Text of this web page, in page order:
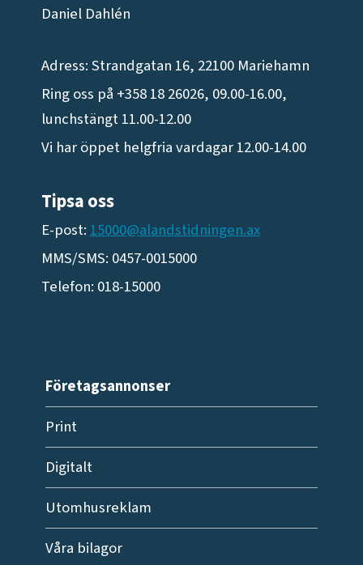
Daniel Dahlén
Adress: Strandgatan 16, 22100 Mariehamn
Ring oss på +358 18 26026, 09.00-16.00,
lunchstängt 11.00-12.00
Vi har öppet helgfria vardagar 12.00-14.00
Tipsa oss
E-post:15000@alandstidningen.ax
MMS/SMS: 0457-0015000
Telefon: 018-15000
Företagsannonser
Print
Digitalt
Utomhusreklam
Våra bilagor